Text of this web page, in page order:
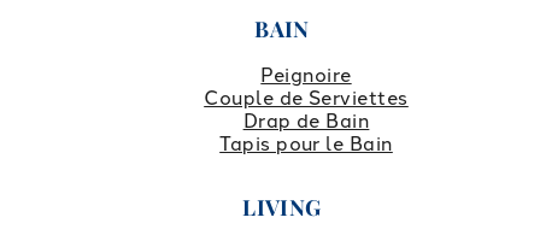
BAIN
Peignoire
Couple de Serviettes
Drap de Bain
Tapis pour le Bain
LIVING